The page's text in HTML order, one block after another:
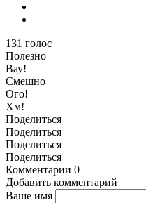
131 голос
Полезно
Вау!
Смешно
Ого!
Хм!
Поделиться
Поделиться
Поделиться
Поделиться
Комментарии 0
Добавить комментарий
Ваше имя